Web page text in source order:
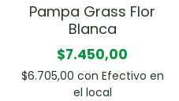
Pampa Grass Flor
Blanca
$7.450,00
$6.705,00 con Efectivo en
el local